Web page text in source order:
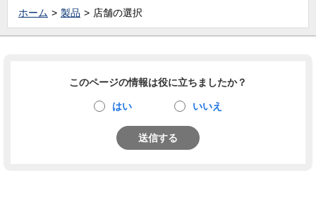
ホーム 製品 店舗の選択
このページの情報は役に立ちましたか？
はい いいえ
送信する